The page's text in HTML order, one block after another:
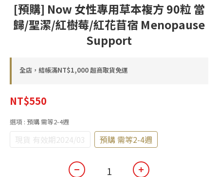
[預購] Now 女性專用草本複方 90粒 當
歸/聖潔/紅樹莓/紅花苜宿 Menopause
Support
全店，結帳滿NT$1,000 超商取貨免運
NT$550
選項 : 預購 需等2-4週
現貨 有效期2024/03 預購 需等2-4週